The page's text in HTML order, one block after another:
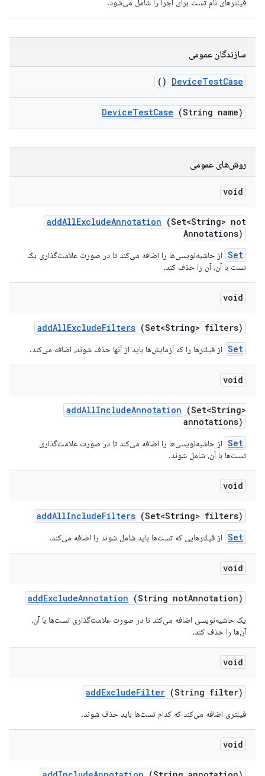
فیلترهای نام تست برای اجرا را شامل می‌شود.
سازندگان عمومی
DeviceTestCase
()
DeviceTestCase (String name)
روش‌های عمومی
void
addAllExcludeAnnotation (Set<String> not
Annotations)
Set از حاشیه‌نویسی‌ها را اضافه می‌کند تا در صورت علامت‌گذاری یک
تست با آن، آن را حذف کند.
void
addAllExcludeFilters (Set<String> filters)
Set از فیلترها را که آزمایش‌ها باید از آنها حذف شوند، اضافه می‌کند.
void
addAllIncludeAnnotation (Set<String>
annotations)
Set از حاشیه‌نویسی‌ها را اضافه می‌کند تا در صورت علامت‌گذاری
تست‌ها با آن، شامل شوند.
void
addAllIncludeFilters (Set<String> filters)
Set از فیلترهایی که تست‌ها باید شامل شوند را اضافه می‌کند.
void
addExcludeAnnotation (String notAnnotation)
یک حاشیه‌نویسی اضافه می‌کند تا در صورت علامت‌گذاری تست‌ها با آن،
آن‌ها را حذف کند.
void
addExcludeFilter (String filter)
فیلتری اضافه می‌کند که کدام تست‌ها باید حذف شوند.
void